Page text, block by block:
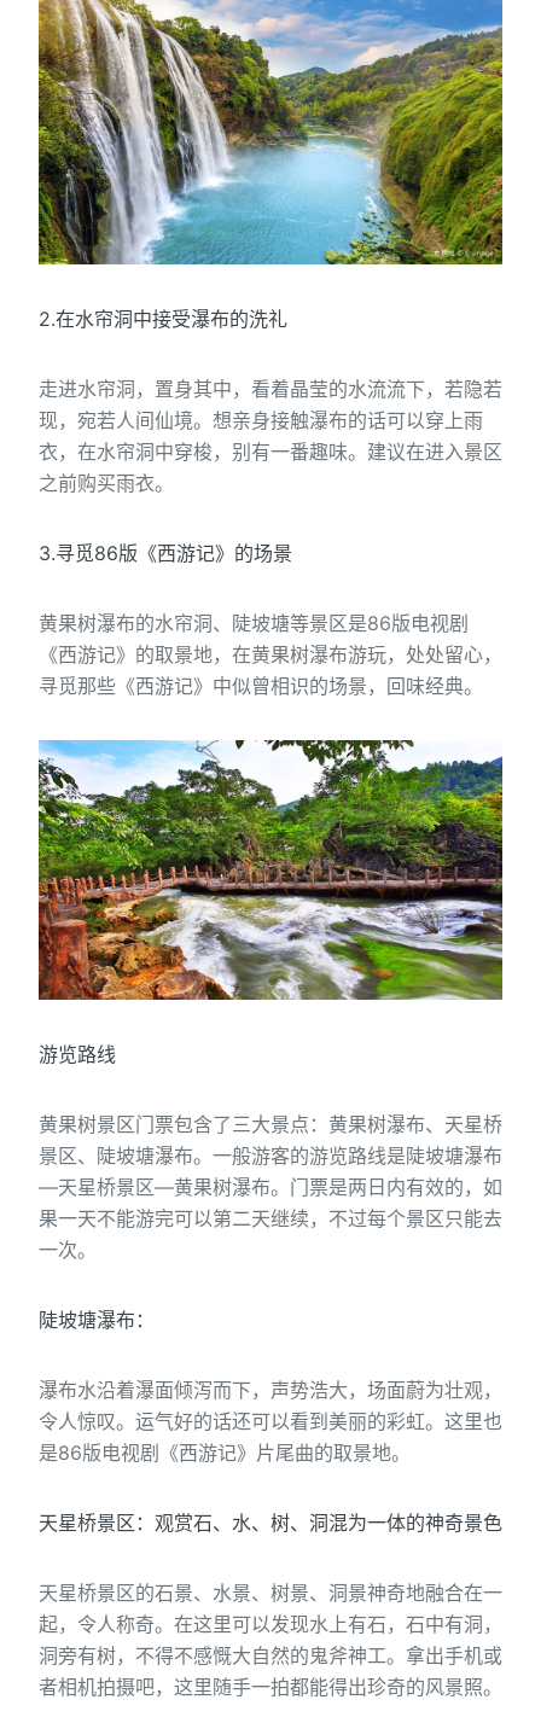
2.在水帘洞中接受瀑布的洗礼
走进水帘洞，置身其中，看着晶莹的水流流下，若隐若
现，宛若人间仙境。想亲身接触瀑布的话可以穿上雨
衣，在水帘洞中穿梭，别有一番趣味。建议在进入景区
之前购买雨衣。
3.寻觅86版《西游记》的场景
黄果树瀑布的水帘洞、陡坡塘等景区是86版电视剧
《西游记》的取景地，在黄果树瀑布游玩，处处留心，
寻觅那些《西游记》中似曾相识的场景，回味经典。
游览路线
黄果树景区门票包含了三大景点：黄果树瀑布、天星桥
景区、陡坡塘瀑布。一般游客的游览路线是陡坡塘瀑布
—天星桥景区—黄果树瀑布。门票是两日内有效的，如
果一天不能游完可以第二天继续，不过每个景区只能去
一次。
陡坡塘瀑布：
瀑布水沿着瀑面倾泻而下，声势浩大，场面蔚为壮观，
令人惊叹。运气好的话还可以看到美丽的彩虹。这里也
是86版电视剧《西游记》片尾曲的取景地。
天星桥景区：观赏石、水、树、洞混为一体的神奇景色
天星桥景区的石景、水景、树景、洞景神奇地融合在一
起，令人称奇。在这里可以发现水上有石，石中有洞，
洞旁有树，不得不感慨大自然的鬼斧神工。拿出手机或
者相机拍摄吧，这里随手一拍都能得出珍奇的风景照。